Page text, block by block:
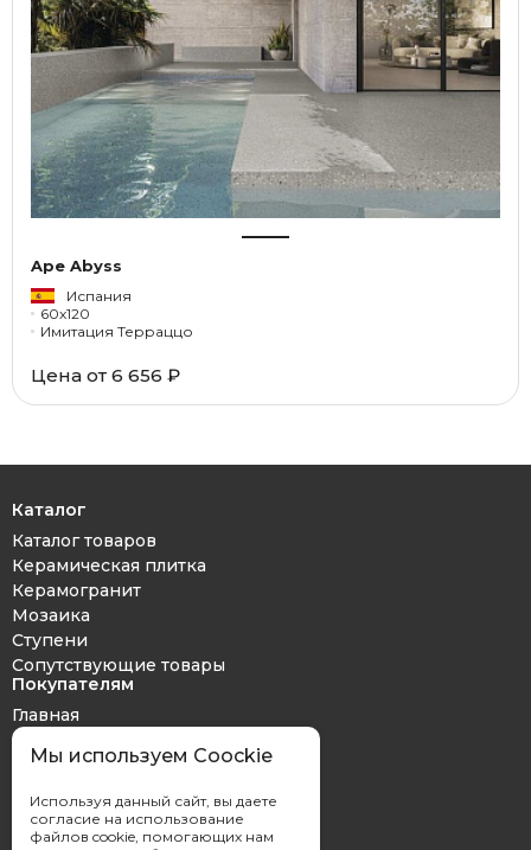
Ape Abyss
Испания
60x120
Имитация Терраццо
Цена от 6 656 ₽
Каталог
Каталог товаров
Керамическая плитка
Керамогранит
Мозаика
Ступени
Сопутствующие товары
Покупателям
Главная
Дизайн проект
Оплата и доставка
Контакты
Мы используем Coockie
Используя данный сайт, вы даете
согласие на использование
файлов cookie, помогающих нам